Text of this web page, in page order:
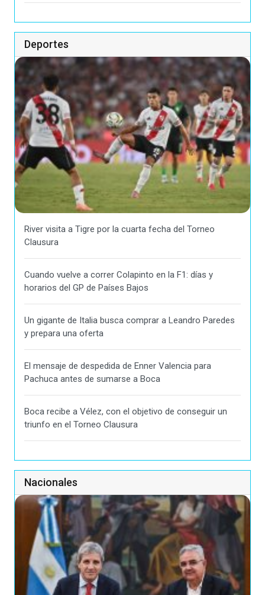
Deportes
River visita a Tigre por la cuarta fecha del Torneo
Clausura
Cuando vuelve a correr Colapinto en la F1: días y
horarios del GP de Países Bajos
Un gigante de Italia busca comprar a Leandro Paredes
y prepara una oferta
El mensaje de despedida de Enner Valencia para
Pachuca antes de sumarse a Boca
Boca recibe a Vélez, con el objetivo de conseguir un
triunfo en el Torneo Clausura
Nacionales